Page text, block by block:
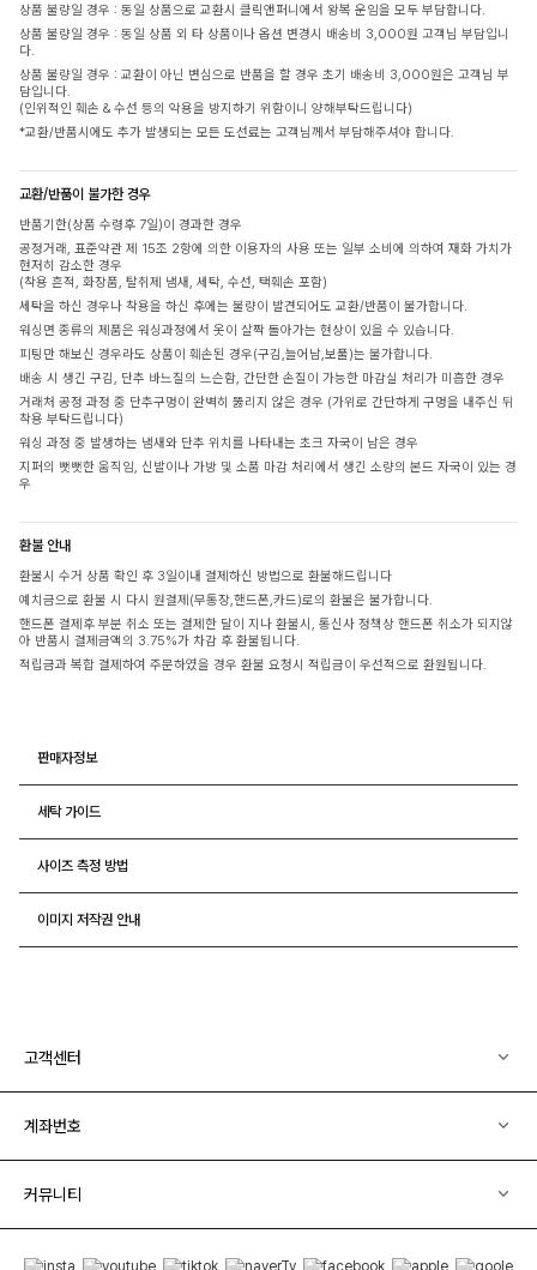
상품 불량일 경우 : 동일 상품으로 교환시 클릭앤퍼니에서 왕복 운임을 모두 부담합니다.
상품 불량일 경우 : 동일 상품 외 타 상품이나 옵션 변경시 배송비 3,000원 고객님 부담입니
다.
상품 불량일 경우 : 교환이 아닌 변심으로 반품을 할 경우 초기 배송비 3,000원은 고객님 부
담입니다.
(인위적인 훼손 & 수선 등의 악용을 방지하기 위함이니 양해부탁드립니다)
*교환/반품시에도 추가 발생되는 모든 도선료는 고객님께서 부담해주셔야 합니다.
교환/반품이 불가한 경우
반품기한(상품 수령후 7일)이 경과한 경우
공정거래, 표준약관 제 15조 2항에 의한 이용자의 사용 또는 일부 소비에 의하여 재화 가치가
현저히 감소한 경우
(착용 흔적, 화장품, 탈취제 냄새, 세탁, 수선, 택훼손 포함)
세탁을 하신 경우나 착용을 하신 후에는 불량이 발견되어도 교환/반품이 불가합니다.
워싱면 종류의 제품은 워싱과정에서 옷이 살짝 돌아가는 현상이 있을 수 있습니다.
피팅만 해보신 경우라도 상품이 훼손된 경우(구김,늘어남,보풀)는 불가합니다.
배송 시 생긴 구김, 단추 바느질의 느슨함, 간단한 손질이 가능한 마감실 처리가 미흡한 경우
거래처 공정 과정 중 단추구멍이 완벽히 뚫리지 않은 경우 (가위로 간단하게 구멍을 내주신 뒤
착용 부탁드립니다)
워싱 과정 중 발생하는 냄새와 단추 위치를 나타내는 초크 자국이 남은 경우
지퍼의 뻣뻣한 움직임, 신발이나 가방 및 소품 마감 처리에서 생긴 소량의 본드 자국이 있는 경
우
환불 안내
환불시 수거 상품 확인 후 3일이내 결제하신 방법으로 환불해드립니다
예치금으로 환불 시 다시 원결제(무통장,핸드폰,카드)로의 환불은 불가합니다.
핸드폰 결제후 부분 취소 또는 결제한 달이 지나 환불시, 통신사 정책상 핸드폰 취소가 되지않
아 반품시 결제금액의 3.75%가 차감 후 환불됩니다.
적립금과 복합 결제하여 주문하였을 경우 환불 요청시 적립금이 우선적으로 환원됩니다.
판매자정보
세탁 가이드
사이즈 측정 방법
이미지 저작권 안내
고객센터
계좌번호
커뮤니티